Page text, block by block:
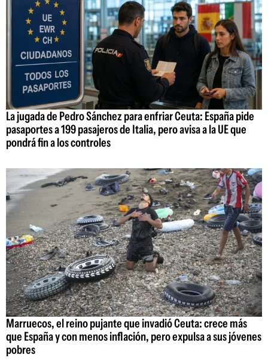
La jugada de Pedro Sánchez para enfriar Ceuta: España pide
pasaportes a 199 pasajeros de Italia, pero avisa a la UE que
pondrá fin a los controles
Marruecos, el reino pujante que invadió Ceuta: crece más
que España y con menos inflación, pero expulsa a sus jóvenes
pobres